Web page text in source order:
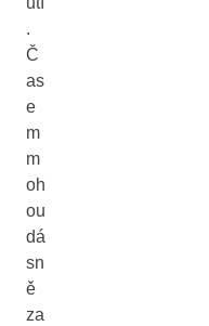
.
Č
as
e
m
m
oh
ou
dá
sn
ě
za